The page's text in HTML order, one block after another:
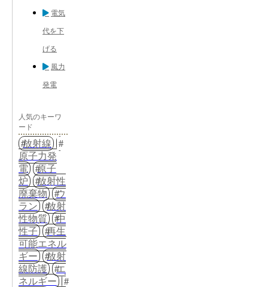
電気
代を下
げる
風力
発電
人気のキーワ
ード
放射線
原子力発
電
原子
炉
放射性
廃棄物
ウ
ラン
放射
性物質
中
性子
再生
可能エネル
ギー
放射
線防護
エ
ネルギー